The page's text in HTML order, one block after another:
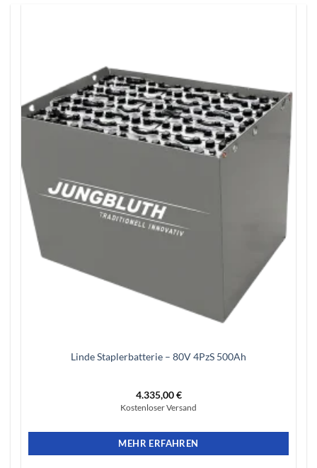
Linde Staplerbatterie – 80V 4PzS 500Ah
4.335,00€
Kostenloser Versand
MEHR ERFAHREN